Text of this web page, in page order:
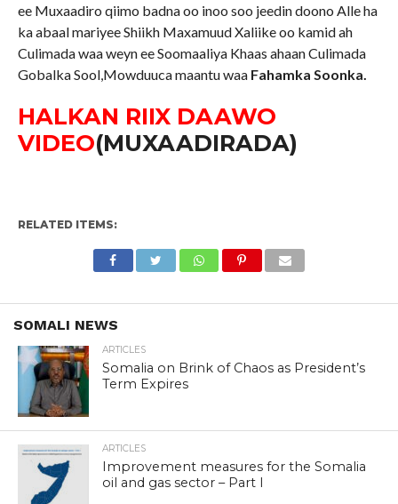
ee Muxaadiro qiimo badna oo inoo soo jeedin doono Alle ha
ka abaal mariyee Shiikh Maxamuud Xaliike oo kamid ah
Culimada waa weyn ee Soomaaliya Khaas ahaan Culimada
Gobalka Sool,Mowduuca maantu waa Fahamka Soonka.
HALKAN RIIX DAAWO
VIDEO(MUXAADIRADA)
RELATED ITEMS:
SOMALI NEWS
ARTICLES
Somalia on Brink of Chaos as President’s
Term Expires
ARTICLES
Improvement measures for the Somalia
oil and gas sector – Part I